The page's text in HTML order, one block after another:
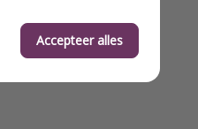
Accepteer alles